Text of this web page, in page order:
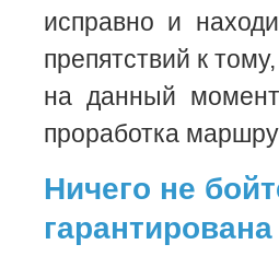
исправно и
препятствий к
на данный
проработка
Ничего не